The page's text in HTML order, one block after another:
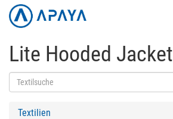
Lite Hooded Jacket
Textilien